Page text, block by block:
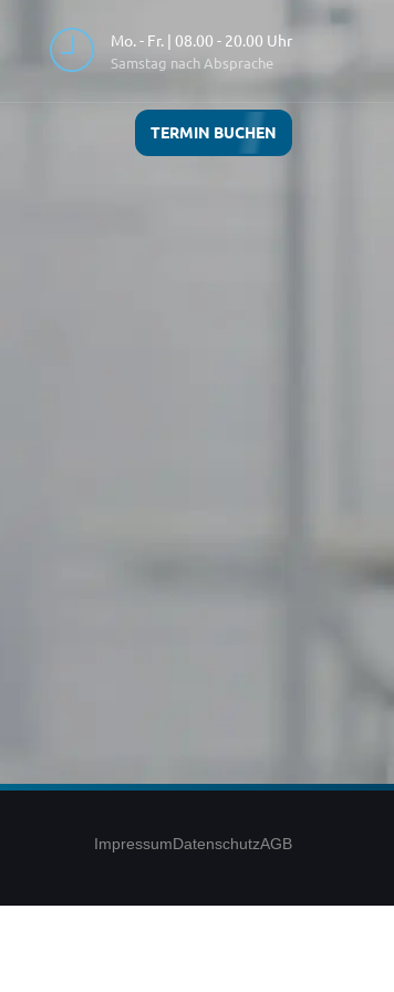
Mo. - Fr. | 08.00 - 20.00 Uhr
Samstag nach Absprache
TERMIN BUCHEN
Impressum DatenschutzAGB